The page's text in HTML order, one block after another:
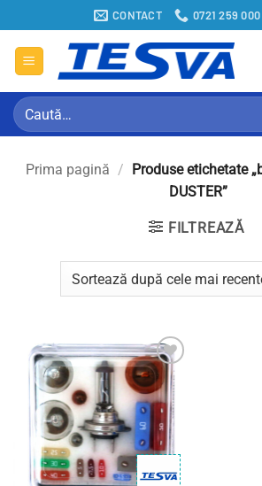
la
conținut
CONTACT 0721 259 000
Caută
după:
Prima pagină / Produse etichetate
DUSTER”
FILTREAZĂ
Adauga in Wishlist